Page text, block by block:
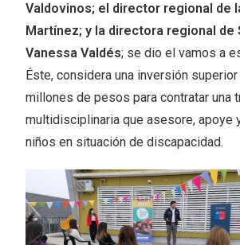
Valdovinos; el director regional de
Martínez; y la directora regional de
Vanessa Valdés; se dio el vamos a
Éste, considera una inversión
millones de pesos para contratar una
multidisciplinaria que asesore, apoye
niños en situación de discapacidad.